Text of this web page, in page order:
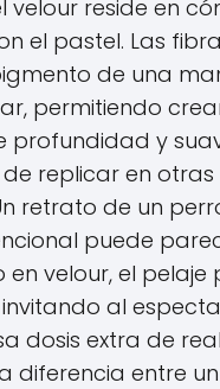
velour reside en
el pastel. Las
de una
permitiendo
profundidad y
replicar en otras
retrato de un
puede
en velour, el pelaje
al
dosis extra de
diferencia entre